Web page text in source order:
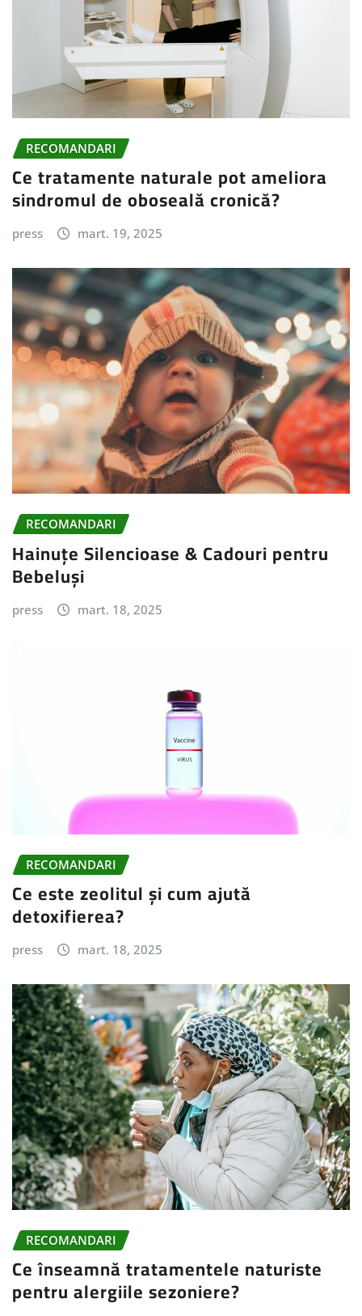
RECOMANDARI
Ce tratamente naturale pot ameliora
sindromul de oboseală cronică?
press mart. 19, 2025
RECOMANDARI
Hainuțe Silencioase & Cadouri pentru
Bebeluși
press mart. 18, 2025
RECOMANDARI
Ce este zeolitul și cum ajută
detoxifierea?
press mart. 18, 2025
RECOMANDARI
Ce înseamnă tratamentele naturiste
pentru alergiile sezoniere?